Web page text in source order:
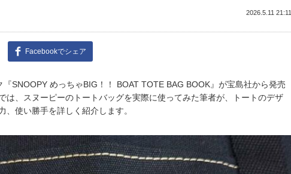
2026.5.11 21:11
Facebookでシェア
『SNOOPY めっちゃBIG！！ BOAT TOTE BAG BOOK』が宝島社から発売
は、スヌーピーのトートバッグを実際に使ってみた筆者が、トートのデザ
、使い勝手を詳しく紹介します。